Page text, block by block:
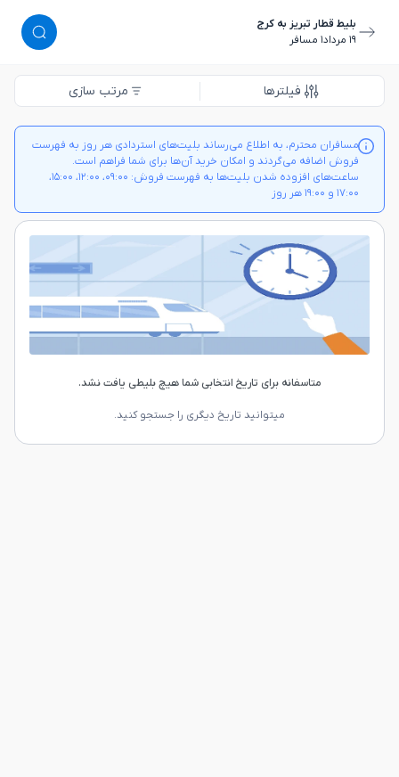
بلیط قطار تبریز به کرج
١٩ مرداد
١ مسافر
فیلترها مرتب سازی
مسافران محترم، به اطلاع می‌رساند بلیت‌های استردادی هر روز به فهرست
فروش اضافه می‌گردند و امکان خرید آن‌ها برای شما فراهم است.
ساعت‌های افزوده شدن بلیت‌ها به فهرست فروش: ۰۹:۰۰، ۱۲:۰۰، ۱۵:۰۰،
۱۷:۰۰ و ۱۹:۰۰ هر روز
متاسفانه برای تاریخ انتخابی شما هیچ بلیطی یافت نشد.
میتوانید تاریخ دیگری را جستجو کنید.